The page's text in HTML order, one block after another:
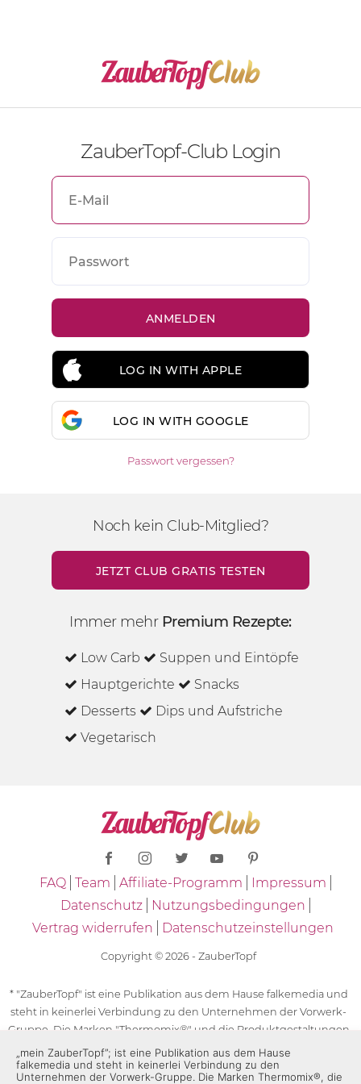
ZauberTopf-Club Login
LOG IN WITH APPLE
LOG IN WITH GOOGLE
Passwort vergessen?
Noch kein Club-Mitglied?
JETZT CLUB GRATIS TESTEN
Immer mehr Premium Rezepte:
Low Carb
Suppen und Eintöpfe
Hauptgerichte
Snacks
Desserts
Dips und Aufstriche
Vegetarisch
FAQ Team Affiliate-Programm
Impressum
Datenschutz
Nutzungsbedingungen
Vertrag widerrufen
Datenschutzeinstellungen
Copyright © 2026 - ZauberTopf
* "ZauberTopf" ist eine Publikation aus dem Hause falkemedia und
steht in keinerlei Verbindung zu den Unternehmen der Vorwerk-
Gruppe. Die Marken "Thermomix®" und die Produktgestaltungen
des "Thermomix®" sind eingetragene Marken der Unternehmen
der Vorwerk-Gruppe. Die Marken Thermomix®, die Zeichen TM5®,
„mein ZauberTopf”; ist eine Publikation aus dem Hause
falkemedia und steht in keinerlei Verbindung zu den
Unternehmen der Vorwerk-Gruppe. Die Marken Thermomix®, die